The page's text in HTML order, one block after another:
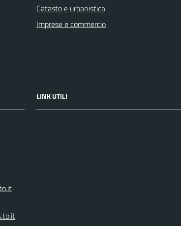
Catasto e urbanistica
Imprese e commercio
LINK UTILI